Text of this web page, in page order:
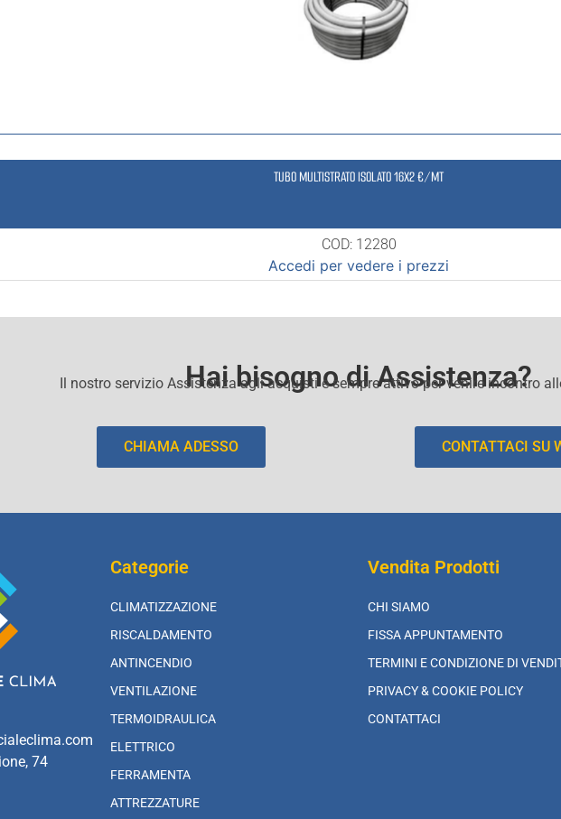
TUBO MULTISTRATO ISOLATO 16X2 €/MT
COD: 12280
Accedi per vedere i prezzi
Hai bisogno di Assistenza?
Il nostro servizio Assistenza agli acquisti e sempre attivo per venire incontro
CHIAMA ADESSO CONTATTACI SU
74
Categorie
CLIMATIZZAZIONE
RISCALDAMENTO
ANTINCENDIO
VENTILAZIONE
TERMOIDRAULICA
ELETTRICO
FERRAMENTA
ATTREZZATURE
Vendita Prodotti
CHI SIAMO
FISSA APPUNTAMENTO
TERMINI E CONDIZIONE DI
PRIVACY & COOKIE POLICY
CONTATTACI